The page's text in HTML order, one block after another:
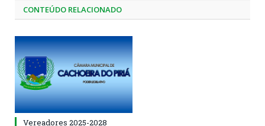
CONTEÚDO RELACIONADO
Vereadores 2025-2028